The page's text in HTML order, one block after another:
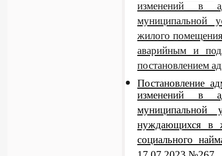
изменений в
муниципальной
жилого
аварийным и
постановлением
Постановление
изменений в
нуждающихся в
социального